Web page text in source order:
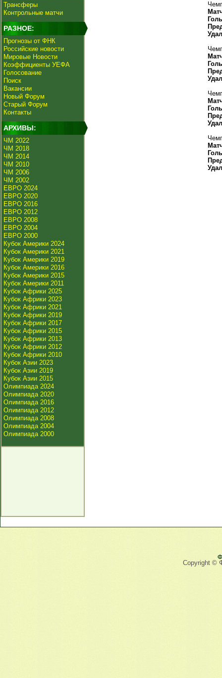
Трансферы
Контрольные матчи
РАЗНОЕ:
Прогнозы от ФНК
Российские новости
Мировые Новости
Коэффициенты УЕФА
Голосование
Поиск
Вакансии
Новый Форум
Старый Форум
Контакты
АРХИВЫ:
ЧМ 2022
ЧМ 2018
ЧМ 2014
ЧМ 2010
ЧМ 2006
ЧМ 2002
ЕВРО 2024
ЕВРО 2020
ЕВРО 2016
ЕВРО 2012
ЕВРО 2008
ЕВРО 2004
ЕВРО 2000
Кубок Америки 2024
Кубок Америки 2021
Кубок Америки 2019
Кубок Америки 2016
Кубок Америки 2015
Кубок Америки 2011
Кубок Африки 2025
Кубок Африки 2023
Кубок Африки 2021
Кубок Африки 2019
Кубок Африки 2017
Кубок Африки 2015
Кубок Африки 2013
Кубок Африки 2012
Кубок Африки 2010
Кубок Азии 2023
Кубок Азии 2019
Кубок Азии 2015
Олимпиада 2024
Олимпиада 2020
Олимпиада 2016
Олимпиада 2012
Олимпиада 2008
Олимпиада 2004
Олимпиада 2000
Copyright ©